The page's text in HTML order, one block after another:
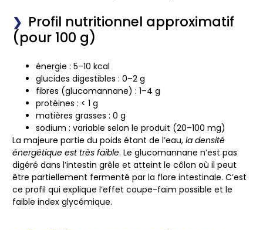
Profil nutritionnel approximatif
(pour 100 g)
énergie : 5–10 kcal
glucides digestibles : 0–2 g
fibres (glucomannane) : 1–4 g
protéines : < 1 g
matières grasses : 0 g
sodium : variable selon le produit (20–100 mg)
La majeure partie du poids étant de l’eau, la densité
énergétique est très faible. Le glucomannane n’est pas
digéré dans l’intestin grêle et atteint le côlon où il peut
être partiellement fermenté par la flore intestinale. C’est
ce profil qui explique l’effet coupe-faim possible et le
faible index glycémique.